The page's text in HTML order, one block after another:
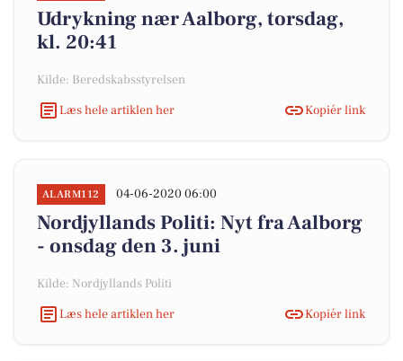
Udrykning nær Aalborg, torsdag,
kl. 20:41
Kilde: Beredskabsstyrelsen
Læs hele artiklen her
Kopiér link
ALARM112 04-06-2020 06:00
Nordjyllands Politi: Nyt fra Aalborg
- onsdag den 3. juni
Kilde: Nordjyllands Politi
Læs hele artiklen her
Kopiér link